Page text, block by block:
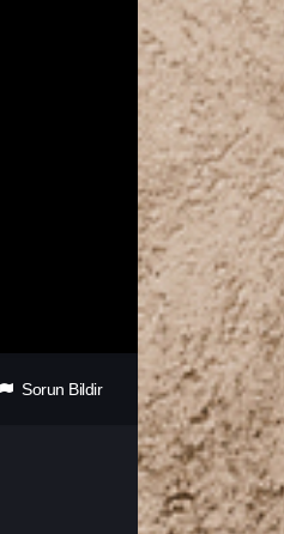
Sorun Bildir